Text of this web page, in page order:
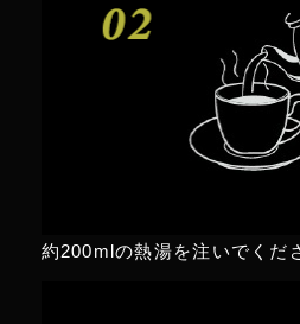
集中力と反応速度
男性 46歳
約200mlの熱湯を注いでくだ